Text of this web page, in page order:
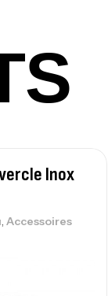
Volant 3
Accastillage
Canne Sunset
Cannes
215,000
Inox
, Accessoires